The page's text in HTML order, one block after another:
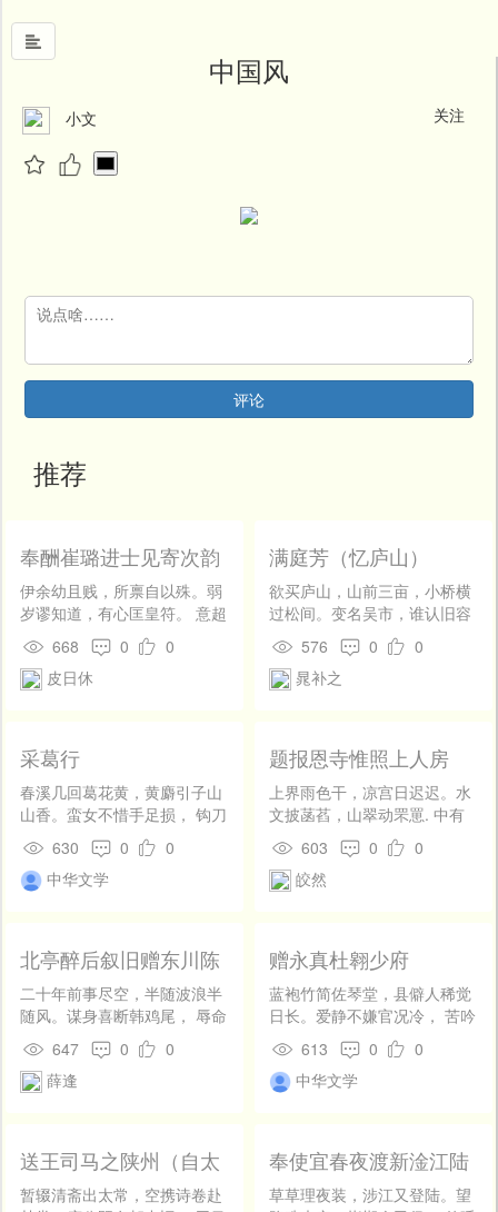
首
墨
人
堂
社
区
登
中国风
关注
小文
评论
推荐
奉酬崔璐进士见寄次韵
伊余幼且贱，所禀自以殊。弱
岁谬知道，有心匡皇符。 意超
海上鹰，运跼辕下驹。纵性作
古文，所为皆自如。 但恐才格
劣，敢夸词彩敷。句句考事
手，曾开天地炉。 文章邺下
秀，气貌淹中儒。展我此志
业，期君持中枢。 苍生眼穿
望，勿作磻谿谟。
668 0
0
皮日休
满庭芳（忆庐山）
欲买庐山，山前三亩，小桥横
过松间。变名吴市，谁认旧容
颜。最好栖贤峡外，应自此、
都隔尘寰。人稀到，壶中化
国，光景更堪闲。 无心，求至
年归去，蓦地也、双桨来还。
愁难会，清风万壑，高处正跻
攀。
576 0
0
晁补之
采葛行
春溪几回葛花黄，黄麝引子山
山香。蛮女不惜手足损， 钩刀
一一牵柔长。葛丝茸茸春雪
体，深涧择泉清处洗。 殷勤十
指蚕吐丝，当窗袅袅声高机。
绕座犹难御。 衣亲玉体又何
如，杳然独对秋风曙。镜湖女
儿嫁鲛人， 鲛绡逼肖也不分。
吴中角簟泛清水，摇曳胜被三
素云。 自兹贡荐无人惜，那敢
更争龙手迹。蛮女将来海市
头， 卖与岭南贫估客。
630 0
0
中华文学
题报恩寺惟照上人房
上界雨色干，凉宫日迟迟。水
文披菡萏，山翠动罘罳. 中有
清真子，愔愔步闲墀。手萦颇
黎缕，愿证黄金姿。 旋草阶下
生，看心当此时。
603 0
0
皎然
北亭醉后叙旧赠东川陈
书记
二十年前事尽空，半随波浪半
随风。谋身喜断韩鸡尾， 辱命
羞携楚鹊笼。符竹谬分锦水
外，妻孥犹隔散关东。 临岐莫
怪朱弦绝，曾是君家入爨桐。
647 0
0
薛逢
赠永真杜翱少府
蓝袍竹简佐琴堂，县僻人稀觉
日长。爱静不嫌官况冷， 苦吟
从听鬓毛苍。闲寻野寺听秋
水，寄睡僧窗到夕阳。 骞翥会
应霄汉去，渔竿休更恋沧浪。
613 0
0
中华文学
送王司马之陕州（自太
常丞授，工为诗）
暂辍清斋出太常，空携诗卷赴
奉使宜春夜渡新淦江陆
路至黄檗馆路上遇风雨
作
草草理夜装，涉江又登陆。望